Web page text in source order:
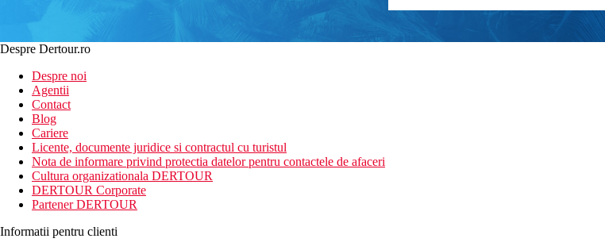
Despre Dertour.ro
Despre noi
Agentii
Contact
Blog
Cariere
Licente, documente juridice si contractul cu turistul
Nota de informare privind protectia datelor pentru contactele de afaceri
Cultura organizationala DERTOUR
DERTOUR Corporate
Partener DERTOUR
Informatii pentru clienti